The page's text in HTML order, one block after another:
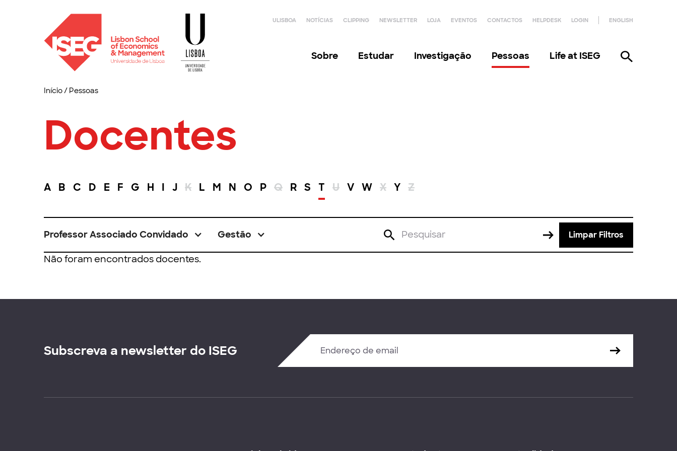
ULISBOA NOTÍCIAS CLIPPING NEWSLETTER LOJA EVENTOS CONTACTOS HELPDESK LOGIN ENGLISH
Sobre Estudar Investigação Pessoas Life at ISEG
Início/ Pessoas
Docentes
A B C D E F G H I J K L M N O P Q R S T U V W X Y Z
Professor Associado Convidado Gestão Limpar Filtros
Não foram encontrados docentes.
Subscreva a newsletter do ISEG